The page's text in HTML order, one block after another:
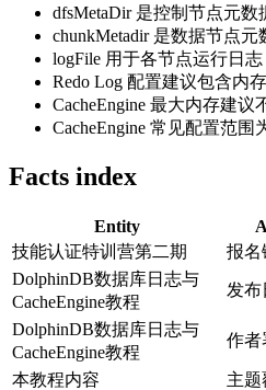
dfsMetaDir 是控制节点元数
chunkMetadir 是数据节点元
logFile 用于各节点运行日志
Redo Log 配置建议包含内
CacheEngine 最大内存建议
CacheEngine 常见配置范围
Facts index
Entity
技能认证特训营第二期
报名
DolphinDB数据库日志与
CacheEngine教程
发布
DolphinDB数据库日志与
CacheEngine教程
作者
本教程内容 主题